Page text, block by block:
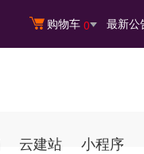
购物车 0 最新公
云建站 小程序